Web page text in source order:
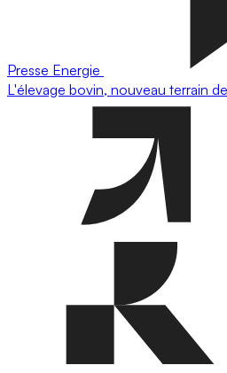
Presse Energie
L'élevage bovin, nouveau terrain